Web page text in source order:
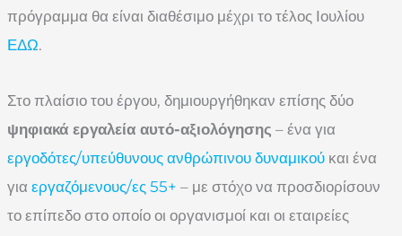
πρόγραμμα θα είναι διαθέσιμο μέχρι το τέλος Ιουλίου
ΕΔΩ.
Στο πλαίσιο του έργου, δημιουργήθηκαν επίσης δύο
ψηφιακά εργαλεία αυτό-αξιολόγησης – ένα για
εργοδότες/υπεύθυνους ανθρώπινου δυναμικού και ένα
για εργαζόμενους/ες 55+ – με στόχο να προσδιορίσουν
το επίπεδο στο οποίο οι οργανισμοί και οι εταιρείες